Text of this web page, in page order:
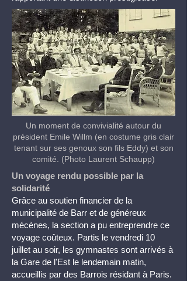
Un moment de convivialité autour du
président Emile Willm (en costume gris clair
tenant sur ses genoux son fils Eddy) et son
comité. (Photo Laurent Schaupp)
Un voyage rendu possible par la
solidarité
Grâce au soutien financier de la
municipalité de Barr et de généreux
mécènes, la section a pu entreprendre ce
voyage coûteux. Partis le vendredi 10
juillet au soir, les gymnastes sont arrivés à
la Gare de l'Est le lendemain matin,
accueillis par des Barrois résidant à Paris.